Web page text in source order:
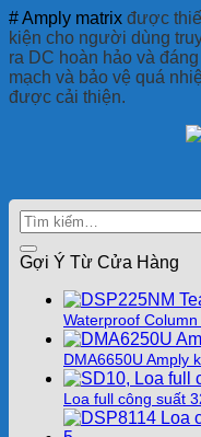
# Amply matrix được
kiện cho người dùng
ra DC hoàn hảo và
mạch và bảo vệ quá
được cải thiện.
Gợi Ý Từ Cửa Hàng
Waterproof
DMA6650U Amply
Loa full công suất